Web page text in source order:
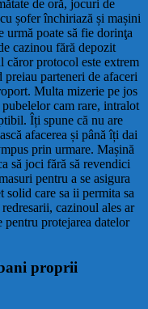
de oră, jocuri de
șofer închiriază și mașini
urmă poate să fie dorinţa
cazinou fără depozit
căror protocol este extrem
parteneri de afaceri
Multa mizerie pe jos
cam rare, intralot
Îți spune că nu are
afacerea și până îți dai
prin urmare. Mașină
să joci fără să revendici
pentru a se asigura
solid care sa ii permita sa
cazinoul ales ar
pentru protejarea datelor
proprii